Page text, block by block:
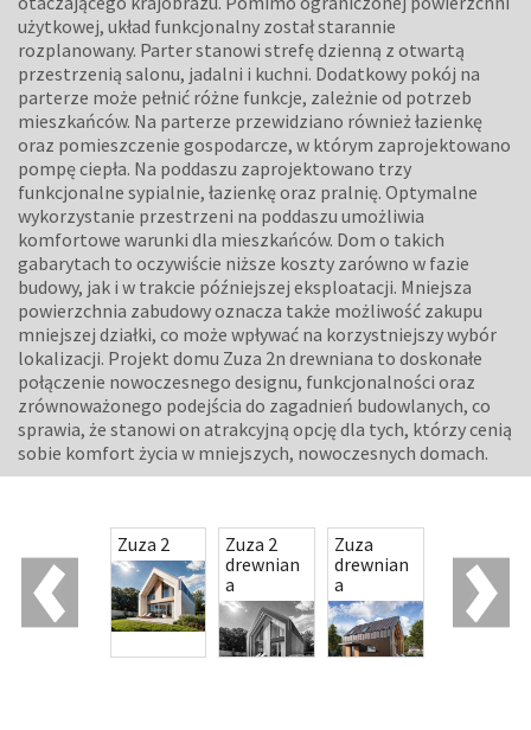
użytkowej, układ funkcjonalny został starannie
rozplanowany. Parter stanowi strefę dzienną z otwartą
przestrzenią salonu, jadalni i kuchni. Dodatkowy pokój na
parterze może pełnić różne funkcje, zależnie od potrzeb
mieszkańców. Na parterze przewidziano również łazienkę
oraz pomieszczenie gospodarcze, w którym zaprojektowano
pompę ciepła. Na poddaszu zaprojektowano trzy
funkcjonalne sypialnie, łazienkę oraz pralnię. Optymalne
wykorzystanie przestrzeni na poddaszu umożliwia
komfortowe warunki dla mieszkańców. Dom o takich
gabarytach to oczywiście niższe koszty zarówno w fazie
budowy, jak i w trakcie późniejszej eksploatacji. Mniejsza
powierzchnia zabudowy oznacza także możliwość zakupu
mniejszej działki, co może wpływać na korzystniejszy wybór
lokalizacji. Projekt domu Zuza 2n drewniana to doskonałe
połączenie nowoczesnego designu, funkcjonalności oraz
zrównoważonego podejścia do zagadnień budowlanych, co
sprawia, że stanowi on atrakcyjną opcję dla tych, którzy cenią
sobie komfort życia w mniejszych, nowoczesnych domach.
Zuza 2
Zuza 2
drewnian
a
Zuza
drewnian
a